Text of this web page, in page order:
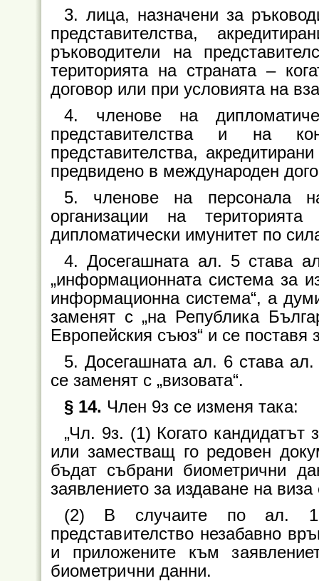
3. лица, назначени за
представителства,
ръководители на
територията на страната –
договор или при условията на
4. членове на
представителства и на
представителства,
предвидено в международен
5. членовe на персонала
организации на
дипломатически имунитет по
4. Досегашната ал. 5 става
„информационната система за
информационна система“, а
заменят с „на Република
Европейския съюз“ и се поставя
5. Досегашната ал. 6 става
се заменят с „визовата“.
§ 14. Член 9з се изменя така:
„Чл. 9з. (1) Когато кандидатът
или заместващ го редовен
бъдат събрани биометрични
заявлението за издаване на
(2) В случаите по ал. 1
представителство незабавно
и приложените към
биометрични данни.